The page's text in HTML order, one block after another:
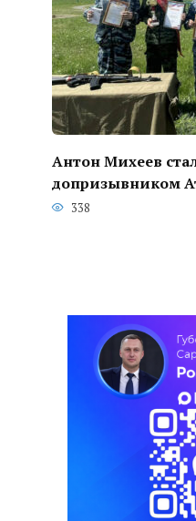
Антон Михеев
допризывником
338